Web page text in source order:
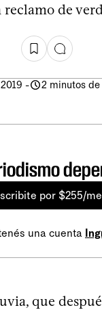
reclamo de
- 2 minutos
por $255/
una cuenta
que